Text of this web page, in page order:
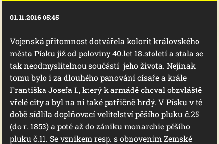
01.11.2016 05:45
Vojenská přitomnost dotvářela kolorit královského
města Písku již od poloviny 40.let 18.století a stala se
tak neodmyslitelnou součástí jeho života. Nejinak
tomu bylo i za dlouhého panování císaře a krále
Františka Josefa I., který k armádě choval obzvláště
vřelé city a byl na ni také patřičně hrdý. V Písku v té
době sídlila doplňovací velitelství pěšího pluku č.25
(do r. 1853) a poté až do zániku monarchie pěšího
pluku č.11. Se vznikem resp. s obnovením Zemské